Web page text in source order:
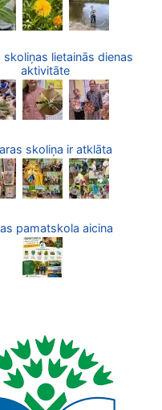
skoliņas lietainās dienas
aktivitāte
skoliņa ir atklāta
pamatskola aicina